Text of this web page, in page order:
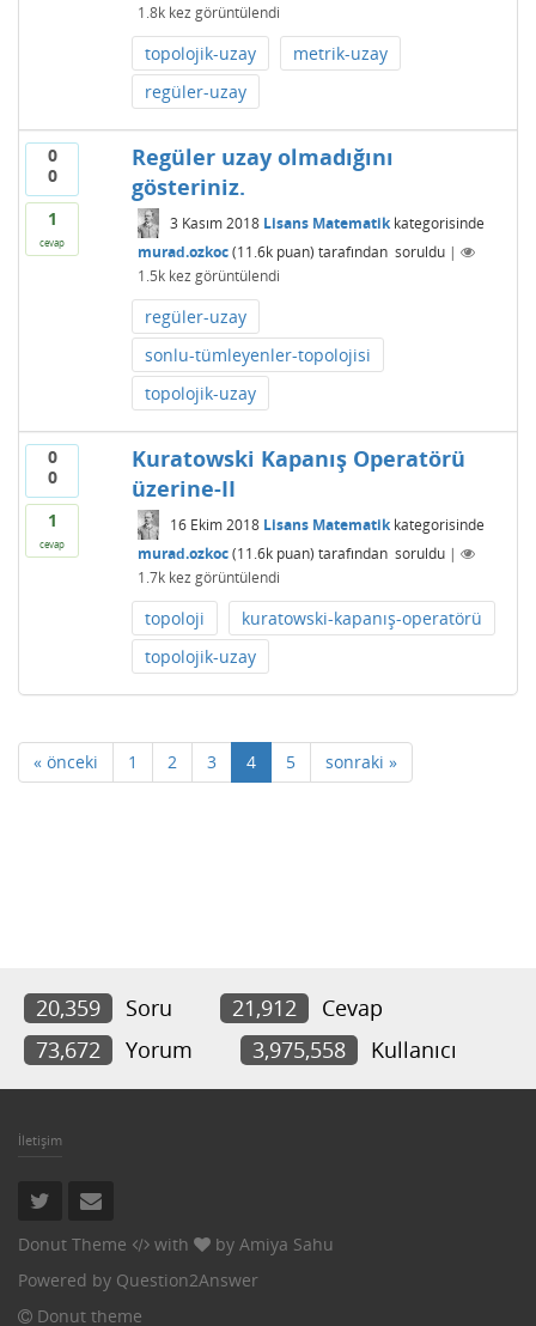
1.8kkez görüntülendi
topolojik-uzay
metrik-uzay
regüler-uzay
0
0
1
cevap
Regüler uzay olmadığını
gösteriniz.
3 Kasım 2018 Lisans Matematikkategorisinde
murad.ozkoc (11.6kpuan) tarafından soruldu |
1.5kkez görüntülendi
regüler-uzay
sonlu-tümleyenler-topolojisi
topolojik-uzay
0
0
1
cevap
Kuratowski Kapanış Operatörü
üzerine-II
16 Ekim 2018 Lisans Matematikkategorisinde
murad.ozkoc (11.6kpuan) tarafından soruldu |
1.7kkez görüntülendi
topoloji
kuratowski-kapanış-operatörü
topolojik-uzay
« önceki 1 2 3 4 5 sonraki »
20,359 Soru 21,912
Cevap
73,672
Yorum 3,975,558 Kullanıcı
İletişim
Donut Theme with by Amiya Sahu
Powered by Question2Answer
Donut theme